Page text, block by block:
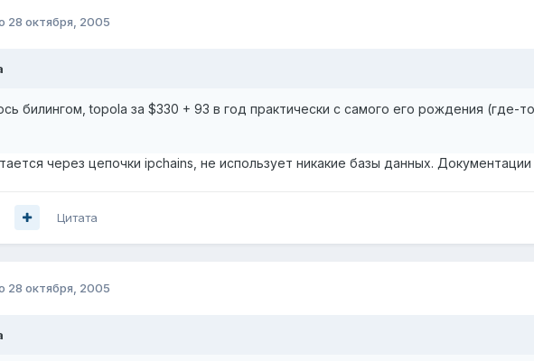
28 октября, 2005
билингом, topola за $330 + 93 в год практически с самого его рождения (где-
через цепочки ipchains, не использует никакие базы данных. Документации
Цитата
28 октября, 2005